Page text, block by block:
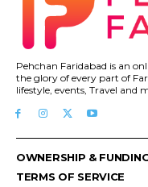
Pehchan Faridabad is an
the glory of every part of
lifestyle, events, Travel and
OWNERSHIP &
TERMS OF SERVICE